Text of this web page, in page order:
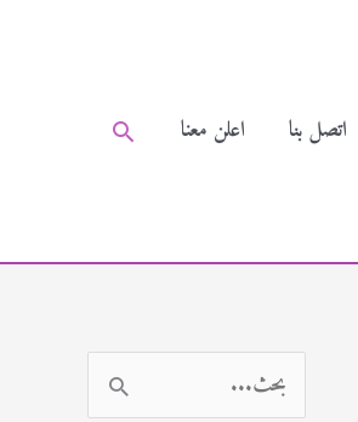
اتصل بنا اعلن معنا البحث